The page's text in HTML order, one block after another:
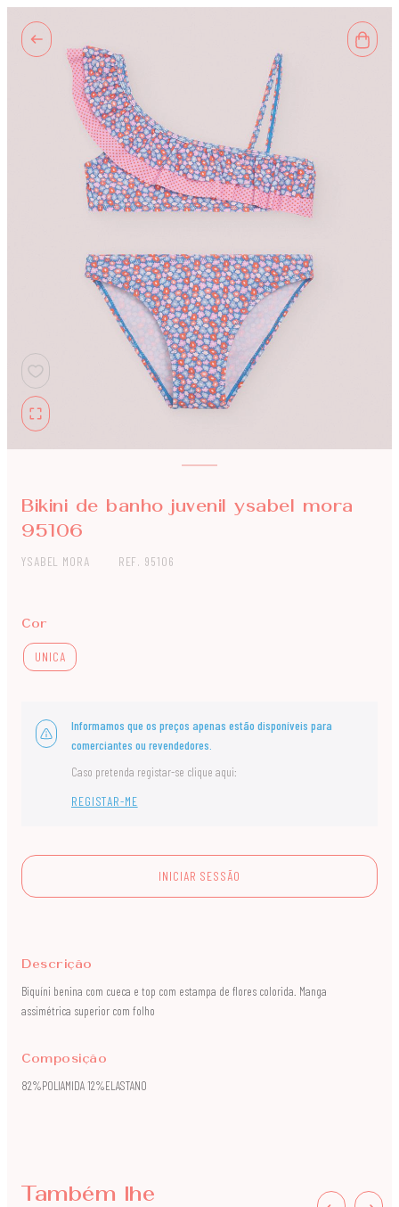
Bikini de banho juvenil ysabel mora
95106
YSABEL MORA REF. 95106
Cor
UNICA
Informamos que os preços apenas estão disponíveis para
comerciantes ou revendedores.
Caso pretenda registar-se clique aqui:
REGISTAR-ME
INICIAR SESSÃO
Descrição
Biquíni benina com cueca e top com estampa de flores colorida. Manga
assimétrica superior com folho
Composição
82%POLIAMIDA 12%ELASTANO
Também lhe